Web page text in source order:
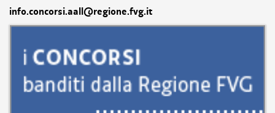
info.concorsi.aall@regione.fvg.it